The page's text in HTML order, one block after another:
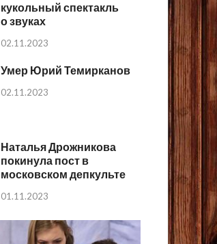
кукольный спектакль
о звуках
02.11.2023
Умер Юрий Темирканов
02.11.2023
Наталья Дрожникова
покинула пост в
московском депкульте
01.11.2023